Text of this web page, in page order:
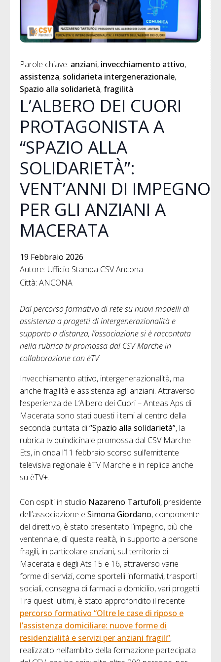
Parole chiave: anziani invecchiamento attivo
assistenza solidarieta intergenerazionale
Spazio alla solidarietà fragilità
L’ALBERO DEI CUORI
PROTAGONISTA A
“SPAZIO ALLA
SOLIDARIETÀ”:
VENT’ANNI DI IMPEGNO
PER GLI ANZIANI A
MACERATA
19 Febbraio 2026
Autore: Ufficio Stampa CSV Ancona
Città: ANCONA
Dal percorso formativo di rete su nuovi modelli di
assistenza a progetti di intergenerazionalità e
supporto a distanza, l’associazione si è raccontata
nella rubrica tv promossa dal CSV Marche in
collaborazione con èTV
Invecchiamento attivo, intergenerazionalità, ma
anche fragilità e assistenza agli anziani. Attraverso
l’esperienza de L’Albero dei Cuori – Anteas Aps di
Macerata sono stati questi i temi al centro della
seconda puntata di“Spazio alla solidarietà”, la
rubrica tv quindicinale promossa dal CSV Marche
Ets, in onda l’11 febbraio scorso sull’emittente
televisiva regionale èTV Marche e in replica anche
su èTV+.
Con ospiti in studio Nazareno Tartufoli, presidente
dell’associazione e Simona Giordano, componente
del direttivo, è stato presentato l’impegno, più che
ventennale, di questa realtà, in supporto a persone
fragili, in particolare anziani, sul territorio di
Macerata e degli Ats 15 e 16, attraverso varie
forme di servizi, come sportelli informativi, trasporti
sociali, consegna di farmaci a domicilio, vari progetti.
Tra questi ultimi, è stato approfondito il recente
percorso formativo “Oltre le case di riposo e
l’assistenza domiciliare: nuove forme di
residenzialità e servizi per anziani fragili”,
realizzato nell’ambito della formazione partecipata